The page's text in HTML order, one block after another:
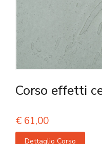
Corso effetti
€ 61,00
Dettaglio Corso